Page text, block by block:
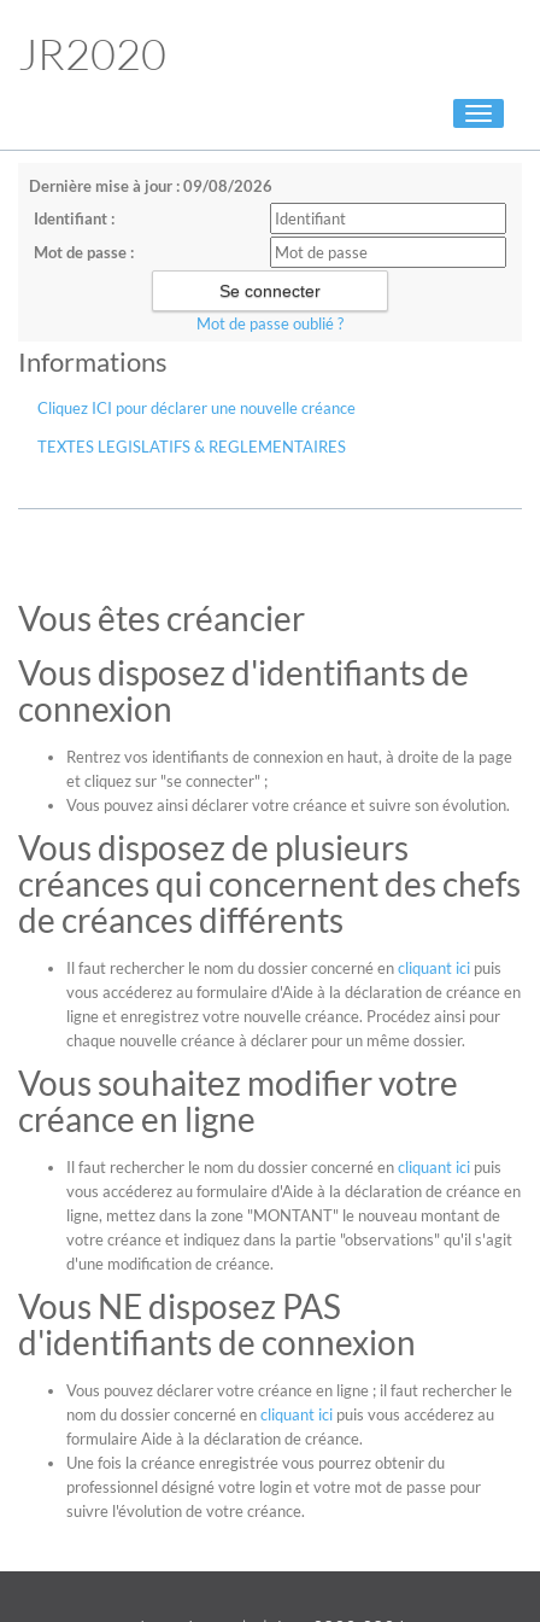
JR2020
Toggle
Dernière mise à jour : 09/08/2026
Identifiant :
Mot de passe :
Mot de passe oublié ?
Informations
Cliquez ICI pour déclarer une nouvelle créance
TEXTES LEGISLATIFS & REGLEMENTAIRES
Vous êtes créancier
Vous disposez d'identifiants de
connexion
Rentrez vos identifiants de connexion en haut, à droite de la page
et cliquez sur "se connecter" ;
Vous pouvez ainsi déclarer votre créance et suivre son évolution.
Vous disposez de plusieurs
créances qui concernent des chefs
de créances différents
Il faut rechercher le nom du dossier concerné encliquant ici puis
vous accéderez au formulaire d'Aide à la déclaration de créance en
ligne et enregistrez votre nouvelle créance. Procédez ainsi pour
chaque nouvelle créance à déclarer pour un même dossier.
Vous souhaitez modifier votre
créance en ligne
Il faut rechercher le nom du dossier concerné encliquant ici puis
vous accéderez au formulaire d'Aide à la déclaration de créance en
ligne, mettez dans la zone "MONTANT" le nouveau montant de
votre créance et indiquez dans la partie "observations" qu'il s'agit
d'une modification de créance.
Vous NE disposez PAS
d'identifiants de connexion
Vous pouvez déclarer votre créance en ligne ; il faut rechercher le
nom du dossier concerné encliquant ici puis vous accéderez au
formulaire Aide à la déclaration de créance.
Une fois la créance enregistrée vous pourrez obtenir du
professionnel désigné votre login et votre mot de passe pour
suivre l'évolution de votre créance.